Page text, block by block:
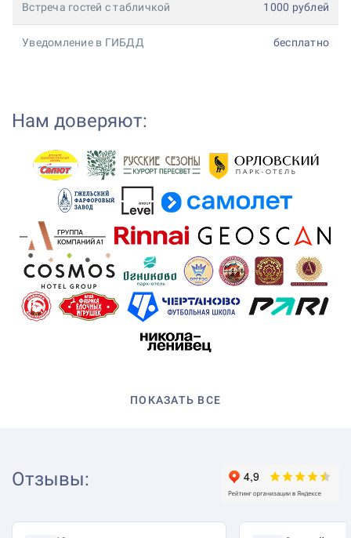
Встреча гостей с табличкой 1000 рублей
Уведомление в ГИБДД бесплатно
Нам доверяют:
ПОКАЗАТЬ ВСЕ
Отзывы: